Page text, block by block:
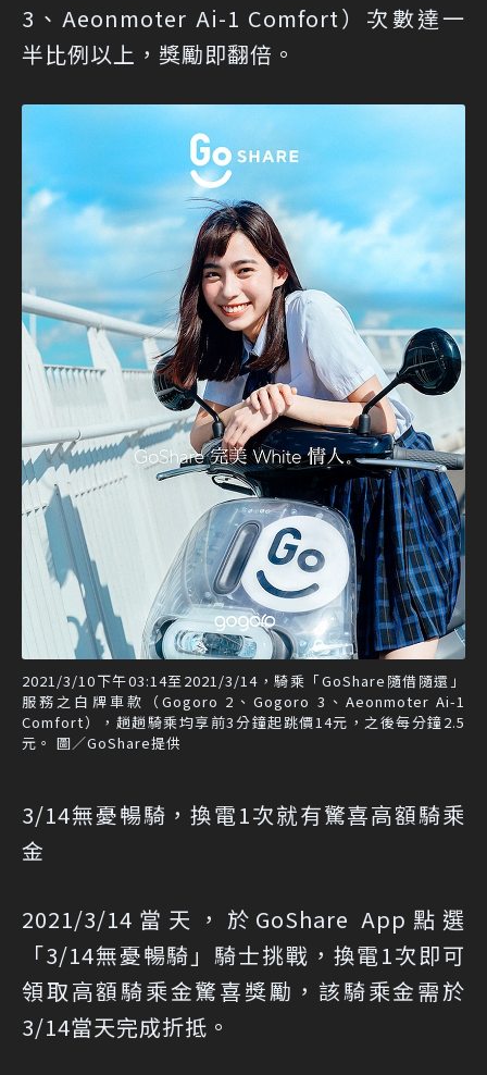
3、Aeonmoter Ai-1 Comfort）次數達一
半比例以上，獎勵即翻倍。
2021/3/10下午03:14至2021/3/14，騎乘「GoShare隨借隨還」
服務之白牌車款（Gogoro 2、Gogoro 3、Aeonmoter Ai-1
Comfort），趟趟騎乘均享前3分鐘起跳價14元，之後每分鐘2.5
元。 圖／GoShare提供
3/14無憂暢騎，換電1次就有驚喜高額騎乘
金
2021/3/14當天，於GoShare App點選
「3/14無憂暢騎」騎士挑戰，換電1次即可
領取高額騎乘金驚喜獎勵，該騎乘金需於
3/14當天完成折抵。